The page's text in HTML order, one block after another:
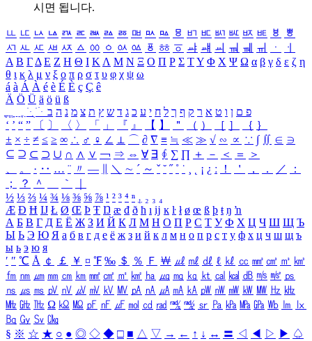
시면 됩니다.
ㅥ ㅦ ㅧ ㅨ ㅩ ㅪ ㅫ ㅬ ㅭ ㅮ ㅯ ㅰ ㅱ ㅲ ㅳ ㅴ ㅵ ㅶ ㅷ ㅸ
ㅹ
ㅺ ㅻ ㅼ ㅽ ㅾ ㅿ ㆀ ㆁ ㆂ ㆃ ㆄ ㆅ ㆆ ㆇ ㆈ ㆉ ㆊ ㆋ ㆌ ㆍ
ㆎ
Α Β ΓΔ Ε Ζ Η Θ Ι ΚΛ Μ Ν Ξ Ο Π Ρ Σ ΤΥ Φ Χ Ψ Ω α β γ δ ε ζ η
θ ι κ λ μ ν ξ ο π ρ σ τ υ φ χ ψ ω
á à Á À é è É È ç Ç ê
Ä Ö Ü ä ö ü ß
ִֶֹ ֻּ ׁׂ פ ם ן ו ט א ר ק ף ך ל ח י ע כ ג ד ש ץ ת צ מ נ ה ב
‘ ’ “ ” 〔 〕 〈 〉 「 」 『 』 【 】 ＂ （ ） ［ ］ ｛ ｝
± × ÷ ≠ ≤ ≥ ∞ ∴ ♂ ♀ ∠ ⊥ ⌒ ∂ ∇ ≡ ≒ ≪ ≫ √ ∽ ∝ ∵ ∫ ∬ ∈ ∋
⊆ ⊇ ⊂ ⊃ ∪ ∩ ∧ ∨ ￢ ⇒ ⇔ ∀ ∃ ∮ ∑ ∏ ＋ － ＜ ＝
＞
、
。 · ‥ … ¨ 〃 ― ＼ ∼ ´ ～ ˇ ˘ ˝ ˚ ˙ ¸ ¡ ¿ ː ！ ＇ ， ． ／
：
；
？ ＾ ｀
½ ⅓ ⅔ ¼ ¾ ⅛ ⅜ ⅝ ⅞ ¹ ² ³ ⁴ ⁿ ₁ ₂ ₃ ₄
Æ Ð Ħ Ĳ Ł Ø Œ Þ Ŧ Ŋ æ đ ð ħ ı ĳ ĸ ŀ ł ø œ ß þ ŧ ŋ ŉ
А Б В Г Д Е Ё Ж З И Й К Л М Н О П Р С Т У Ф Х Ц Ч Ш Щ Ъ
Ы Ь Э Ю Я а б в г д е ё ж з и й к л м н о п р с т у ф х ц ч ш щ ъ
ы ь э ю я
′ ″ ℃ Å ￠ ￡ ￥ ¤ ℉ ‰ ＄ ％ Ｆ ￦ ㎕ ㎖ ㎗ ℓ ㎘ ㏄ ㎣ ㎤ ㎥ ㎦
㎙ ㎚ ㎛ ㎜ ㎝ ㎞ ㎟ ㎠ ㎡ ㎢ ㏊ ㎍ ㎎ ㎏ ㏏ ㎈ ㎉ ㏈ ㎧ ㎨ ㎰
㎱ ㎲ ㎳ ㎴ ㎵ ㎶ ㎷ ㎸ ㎹ ㎀ ㎁ ㎂ ㎃ ㎄ ㎺ ㎻ ㎽ ㎾ ㎿ ㎐ ㎑
㎒ ㎓ ㎔ Ω ㏀ ㏁ ㎊ ㎋ ㎌ ㏖ ㏅ ㎭ ㎮ ㎯ ㏛ ㎩ ㎪ ㎫ ㎬ ㏝ ㏐
㏓
㏃ ㏉ ㏜ ㏆
§ ※ ☆ ★ ○ ● ◎ ◇ ◆ □ ■ △ ▽ → ← ↑ ↓ ↔ 〓 ◁ ◀ ▷ ▶ ♤